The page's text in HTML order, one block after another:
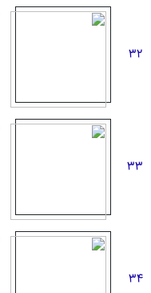
32
33
34